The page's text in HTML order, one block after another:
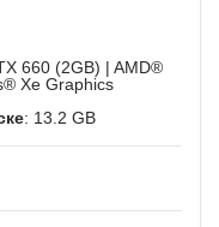
660 (2GB) | AMD®
Xe Graphics
: 13.2 GB